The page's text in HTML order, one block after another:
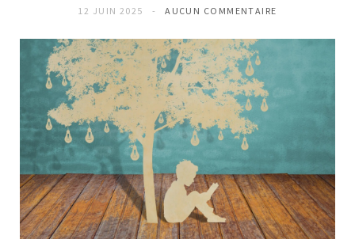
12 JUIN 2025 AUCUN COMMENTAIRE